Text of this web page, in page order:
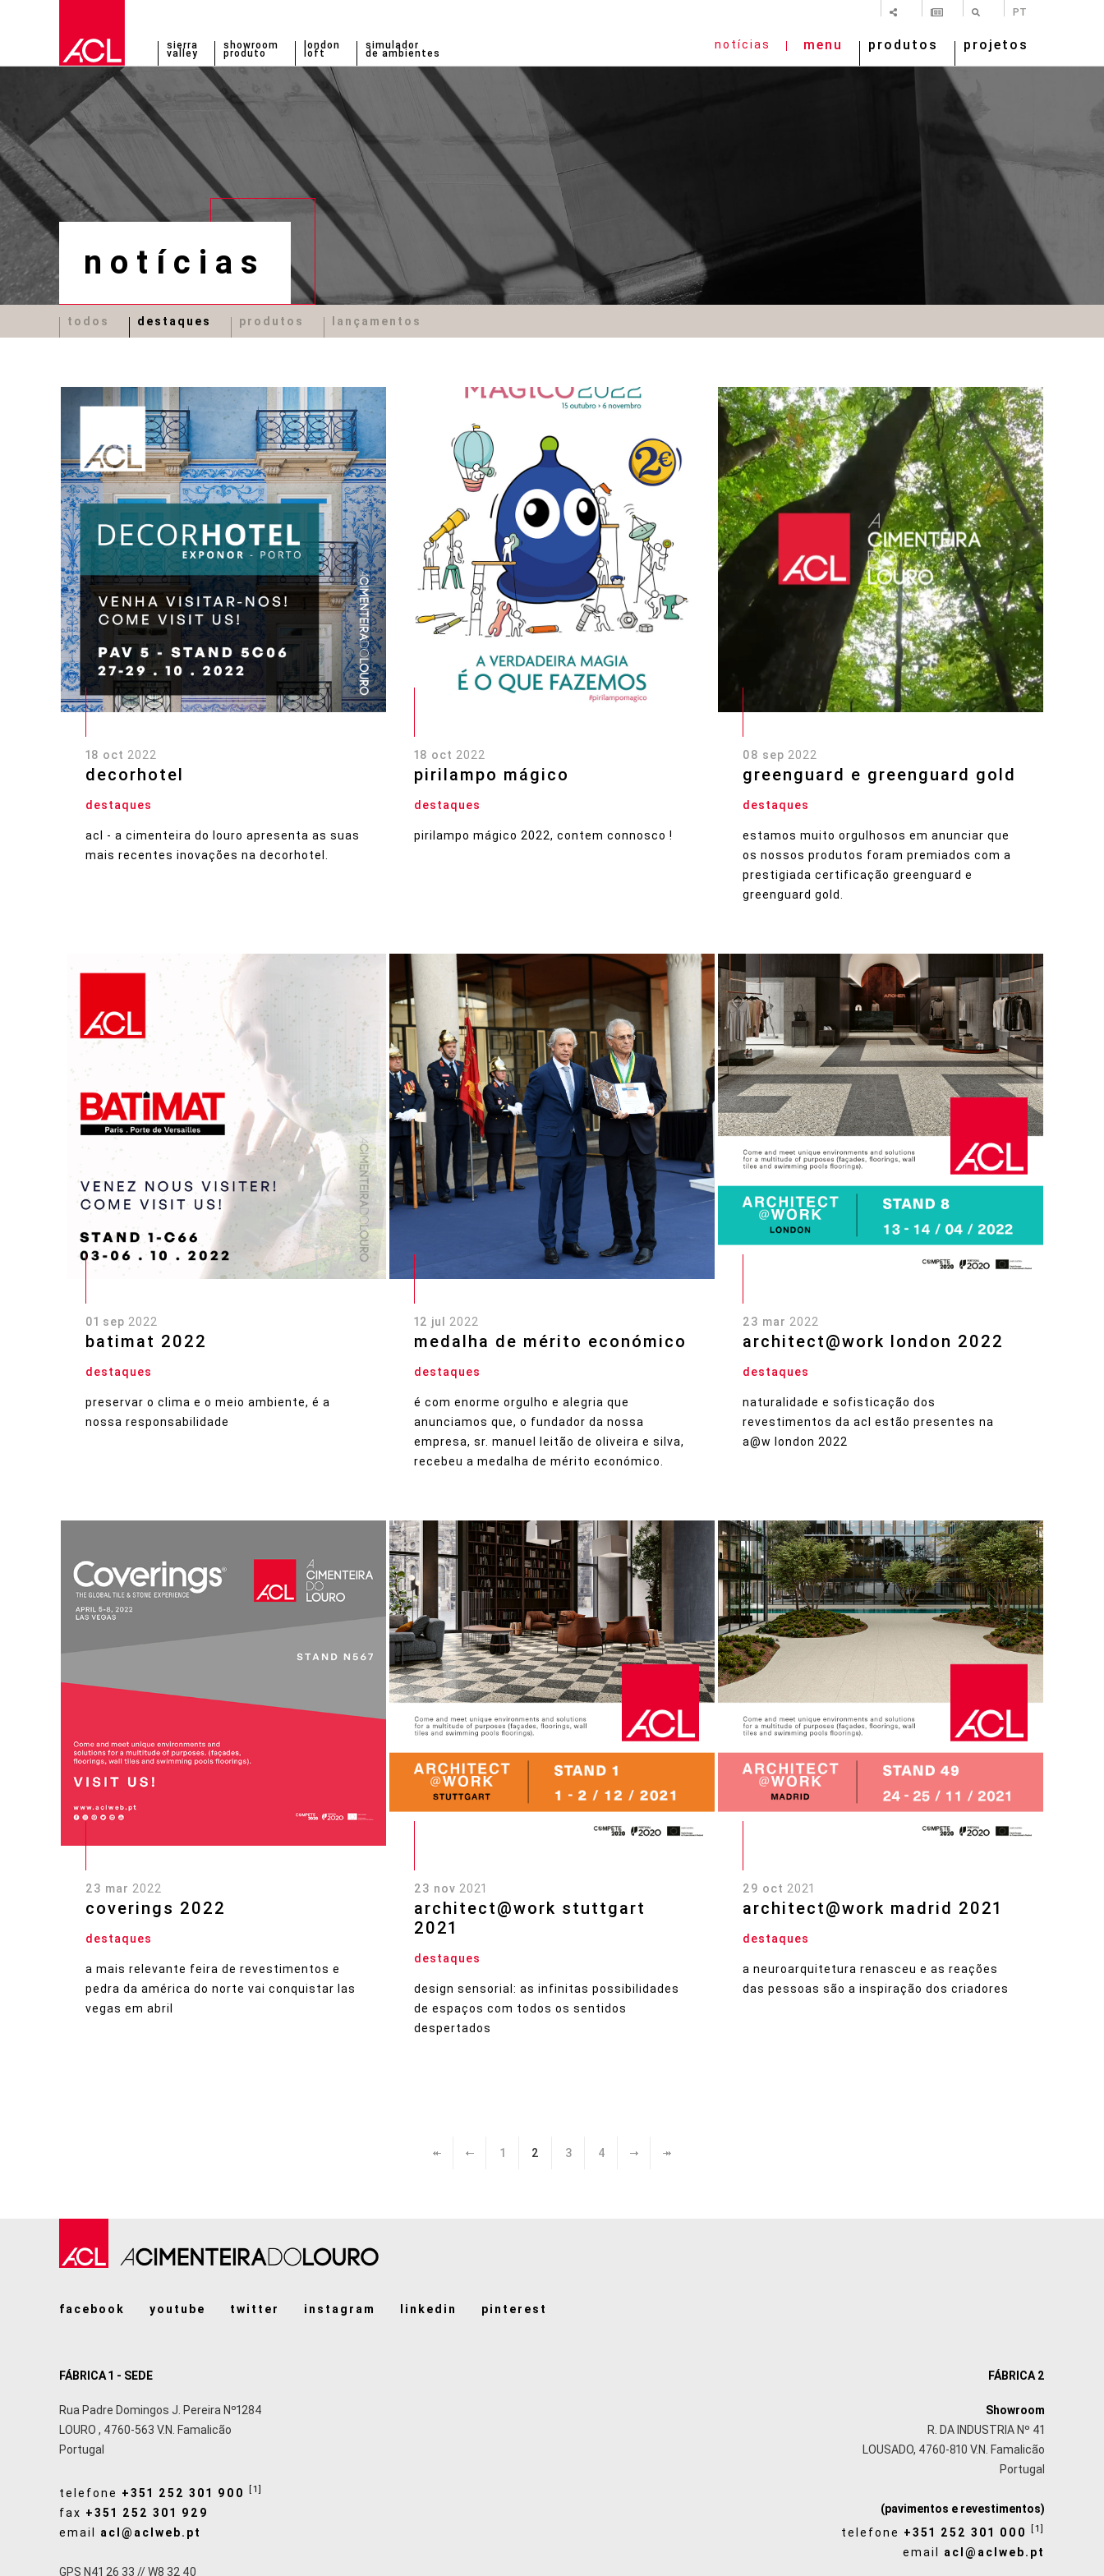
PT
sierra
valley
showroom
produto
london
loft
simulador
de ambientes
notícias menu produtos projetos
notícias
todos destaques produtos lançamentos
18 oct 2022
decorhotel
destaques
acl - a cimenteira do louro apresenta as suas
mais recentes inovações na decorhotel.
18 oct 2022
pirilampo mágico
destaques
pirilampo mágico 2022, contem connosco !
08 sep 2022
greenguard e greenguard gold
destaques
estamos muito orgulhosos em anunciar que
os nossos produtos foram premiados com a
prestigiada certificação greenguard e
greenguard gold.
01 sep 2022
batimat 2022
destaques
preservar o clima e o meio ambiente, é a
nossa responsabilidade
12 jul 2022
medalha de mérito económico
destaques
é com enorme orgulho e alegria que
anunciamos que, o fundador da nossa
empresa, sr. manuel leitão de oliveira e silva,
recebeu a medalha de mérito económico.
23 mar 2022
architect@work london 2022
destaques
naturalidade e sofisticação dos
revestimentos da acl estão presentes na
a@w london 2022
23 mar 2022
coverings 2022
destaques
a mais relevante feira de revestimentos e
pedra da américa do norte vai conquistar las
vegas em abril
23 nov 2021
architect@work stuttgart
2021
destaques
design sensorial: as infinitas possibilidades
de espaços com todos os sentidos
despertados
29 oct 2021
architect@work madrid 2021
destaques
a neuroarquitetura renasceu e as reações
das pessoas são a inspiração dos criadores
1 2 3 4
facebook youtube twitter instagram linkedin pinterest
FÁBRICA 1 - SEDE
Rua Padre Domingos J. Pereira Nº1284
LOURO , 4760-563 V.N. Famalicão
Portugal
telefone +351 252 301 900 [1]
fax +351 252 301 929
email acl@aclweb.pt
GPS N41 26 33 // W8 32 40
FÁBRICA 2
Showroom
R. DA INDUSTRIA Nº 41
LOUSADO, 4760-810 V.N. Famalicão
Portugal
(pavimentos e revestimentos)
telefone +351 252 301 000 [1]
email acl@aclweb.pt